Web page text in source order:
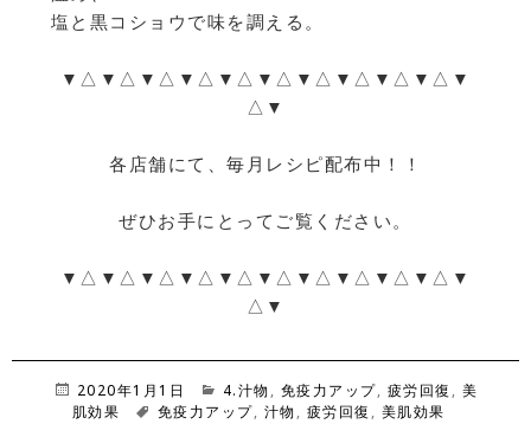
塩と黒コショウで味を調える。
▼△▼△▼△▼△▼△▼△▼△▼△▼△▼△▼
△▼
各店舗にて、毎月レシピ配布中！！
ぜひお手にとってご覧ください。
▼△▼△▼△▼△▼△▼△▼△▼△▼△▼△▼
△▼
投
稿
2020年1月1日
カ
テ
4.汁物 , 免疫力アップ, 疲労回復 , 美
肌効果
タ
免疫力アップ, 汁物 , 疲労回復 , 美肌効果